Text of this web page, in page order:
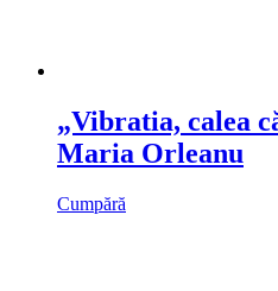
„Vibratia, calea
Maria Orleanu
Cumpără